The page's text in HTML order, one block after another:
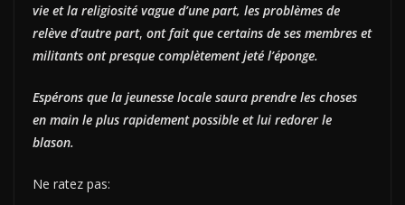
vie et la religiosité vague d’une part, les problèmes de
relève d’autre part, ont fait que certains de ses membres et
militants ont presque complètement jeté l’éponge.
Espérons que la jeunesse locale saura prendre les choses
en main le plus rapidement possible et lui redorer le
blason.
Ne ratez pas: